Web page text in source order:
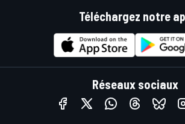
Téléchargez notre
Réseaux sociaux